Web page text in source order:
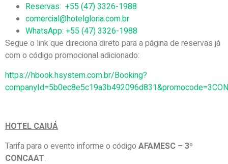
Reservas: +55 (47) 3326-1988
comercial@hotelgloria.com.br
WhatsApp: +55 (47) 3326-1988
Segue o link que direciona direto para a página de reservas já
com o código promocional adicionado:
https://hbook.hsystem.com.br/Booking?
HOTEL CAIUÁ
Tarifa para o evento informe o código AFAMESC – 3º
CONCAAT.